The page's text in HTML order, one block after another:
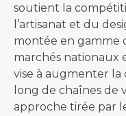
soutient la
l’artisanat et du
montée en gamme
marchés nationaux
vise à augmenter la
long de chaînes
approche tirée par